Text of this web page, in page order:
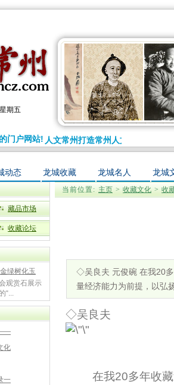
期五
门户网站!人文常州打造常州人文第一的门户
动态 龙城收藏 龙城名人 龙城
藏品市场
收藏论坛
绿树化玉
观赏石展示
“...
——
化
一
当前位置: 主页 > 收藏文化 > 收
◇吴良夫 元俊碗 在我20
量经济能力为前提，以弘
◇吴良夫
在我20多年收藏过